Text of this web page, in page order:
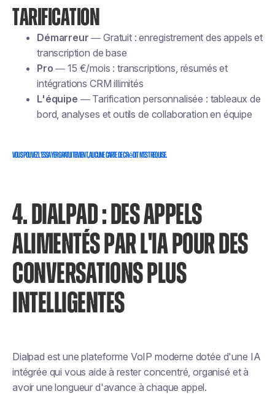
TARIFICATION
Démarreur — Gratuit : enregistrement des appels et
transcription de base
Pro — 15 €/mois : transcriptions, résumés et
intégrations CRM illimités
L'équipe — Tarification personnalisée : tableaux de
bord, analyses et outils de collaboration en équipe
Vous pouvez l'essayer gratuitement, aucune carte de crédit n'est requise.
4. DIALPAD : DES APPELS
ALIMENTÉS PAR L'IA POUR DES
CONVERSATIONS PLUS
INTELLIGENTES
Dialpad est une plateforme VoIP moderne dotée d'une IA
intégrée qui vous aide à rester concentré, organisé et à
avoir une longueur d'avance à chaque appel.